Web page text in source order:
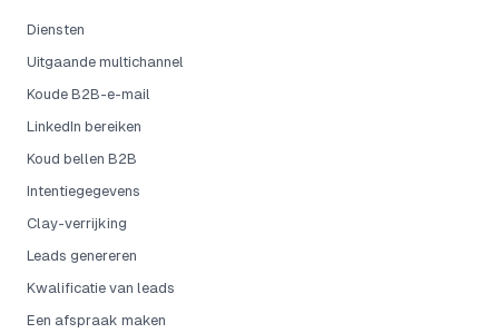
Diensten
Uitgaande multichannel
Koude B2B-e-mail
LinkedIn bereiken
Koud bellen B2B
Intentiegegevens
Clay-verrijking
Leads genereren
Kwalificatie van leads
Een afspraak maken